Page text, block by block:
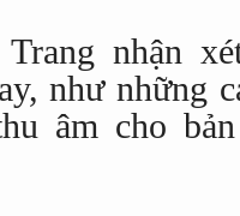
nhận
như những
âm cho